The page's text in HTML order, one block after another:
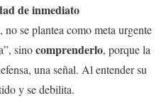
de inmediato
se plantea como meta urgente
sinocomprenderlo, porque la
una señal. Al entender su
y se debilita.